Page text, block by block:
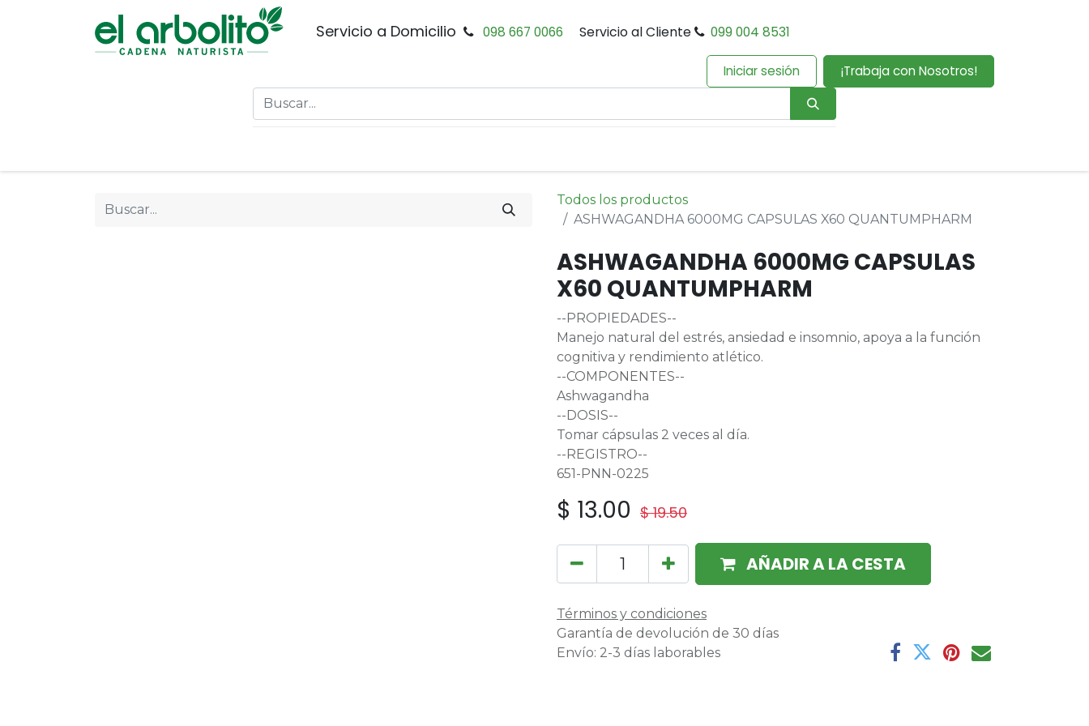
Servicio a Domicilio 098 667 0066 Servicio al Cliente 099 004 8531
Iniciar sesión ¡Trabaja con Nosotros!
Todos los productos
ASHWAGANDHA 6000MG CAPSULAS X60 QUANTUMPHARM
ASHWAGANDHA 6000MG CAPSULAS
X60 QUANTUMPHARM
--PROPIEDADES--
Manejo natural del estrés, ansiedad e insomnio, apoya a la función
cognitiva y rendimiento atlético.
--COMPONENTES--
Ashwagandha
--DOSIS--
Tomar cápsulas 2 veces al día.
--REGISTRO--
651-PNN-0225
$ 13.00 $19.50
AÑADIR A LA CESTA
Términos y condiciones
Garantía de devolución de 30 días
Envío: 2-3 días laborables